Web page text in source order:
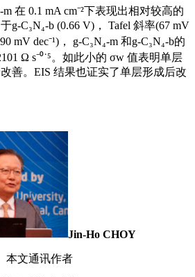
在 0.1 mA cm⁻²下表现出相对较高的
g-C₃N₄-b (0.66 V)， Tafel 斜率(67 mV
mV dec⁻¹)， g-C₃N₄-m 和g-C₃N₄-b的
Ω s⁻⁰˙⁵。如此小的 σw 值表明单层
善。EIS 结果也证实了单层形成后改
Jin-Ho CHOY
本文通讯作者